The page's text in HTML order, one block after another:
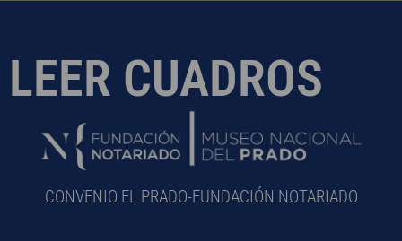
LEER CUADROS
CONVENIO EL PRADO-FUNDACIÓN NOTARIADO